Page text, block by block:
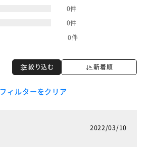
0件
0件
0件
絞り込む 新着順
フィルターをクリア
2022/03/10